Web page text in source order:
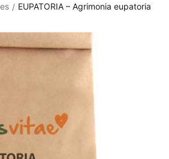
/ EUPATORIA – Agrimonia eupatoria